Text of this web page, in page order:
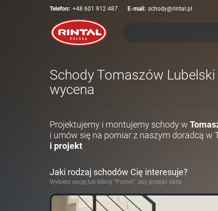
Telefon: +48 601 912 487 E-mail: schody@rintal.pl
Schody Tomaszów
wycena
Projektujemy i montujemy schody w
i umów się na pomiar z naszym doradcą
i projekt
Jaki rodzaj schodów Cię interesuje?
Wybierz opcję lub kliknij "Pomiń", aby przejść dalej